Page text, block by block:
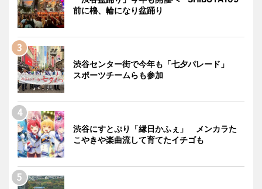
前に櫓、輪になり盆踊り
渋谷センター街で今年も「七夕パレード」
スポーツチームらも参加
渋谷にすとぷり「縁日かふぇ」 メンカラた
こやきや楽曲流して育てたイチゴも